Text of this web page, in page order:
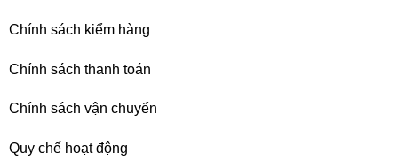
Chính sách kiểm hàng
Chính sách thanh toán
Chính sách vận chuyển
Quy chế hoạt động